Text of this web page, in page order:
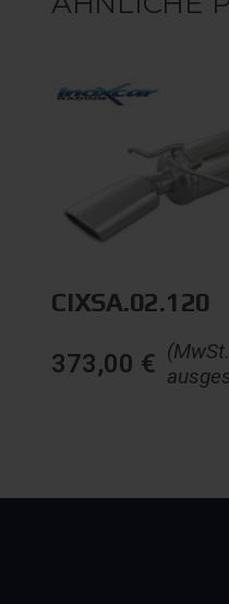
CIXSA.02.120
(MwSt.
373,00 €